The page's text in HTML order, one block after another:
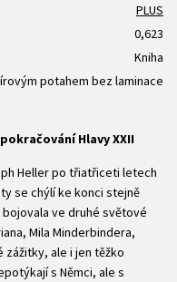
PLUS
0,623
Kniha
potahem bez laminace
Hlavy XXII
Heller po třiatřiceti letech
se chýlí ke konci stejně
ve druhé světové
Mila Minderbindera,
zážitky, ale i jen těžko
s Němci, ale s